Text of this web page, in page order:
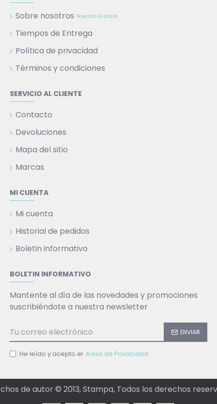
Sobre nosotros Nuestra Historia
Tiempos de Entrega
Política de privacidad
Términos y condiciones
SERVICIO AL CLIENTE
Contacto
Devoluciones
Mapa del sitio
Marcas
MI CUENTA
Mi cuenta
Historial de pedidos
Boletin informativo
BOLETIN INFORMATIVO
Mantente al día de las novedades y promociones
suscribiéndote a nuestra newsletter
ENVIAR
He leído y acepto el Aviso de Privacidad
de autor © 2013, Stampa, Todos los derechos